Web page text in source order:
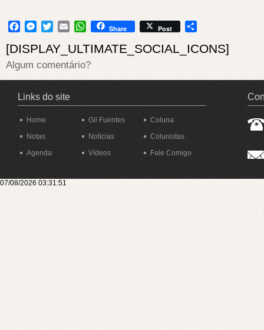
Facebook
Messenger
TwitterEmail WhatsApp
Share Post
[DISPLAY_ULTIMATE_SOCIAL_ICONS]
Algum comentário?
Links do site
Home Gil Fuentes
Coluna
Notas
Notícias
Colunistas
Agenda
Vídeos Fale Comigo
07/08/2026 03:31:51